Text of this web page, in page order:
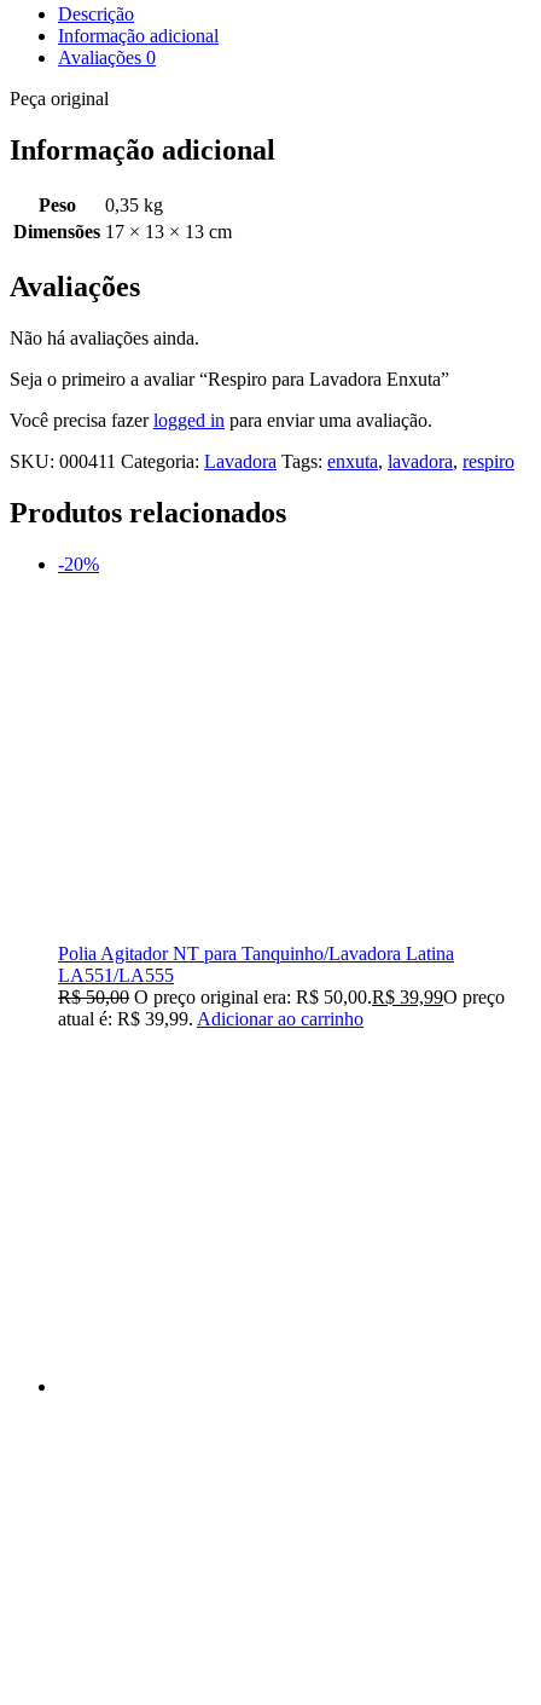
Descrição
Informação adicional
Avaliações 0
Peça original
Informação adicional
Peso
0,35 kg
Dimensões 17 × 13 × 13 cm
Avaliações
Não há avaliações ainda.
Seja o primeiro a avaliar “Respiro para Lavadora Enxuta”
Você precisa fazerlogged in para enviar uma avaliação.
SKU: 000411 Categoria: Lavadora Tags: enxuta, lavadora, respiro
Produtos relacionados
-20%
Polia Agitador NT para Tanquinho/Lavadora Latina
LA551/LA555
R$50,00 O preço original era: R$ 50,00.R$ 39,99O preço
atual é: R$ 39,99. Adicionar ao carrinho